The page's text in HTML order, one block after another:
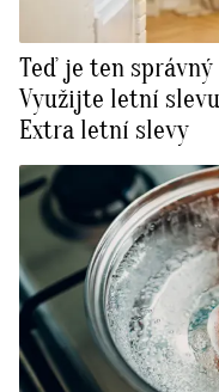
Teď je ten
Využijte letní
Extra letní slevy